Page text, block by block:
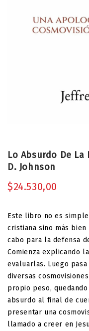
Lo Absurdo De
D. Johnson
$24.530,00
Este libro no es
cristiana sino más
cabo para la defensa
Comienza explicando
evaluarlas. Luego
diversas
propio peso,
absurdo al final de
presentar una
llamado a creer en